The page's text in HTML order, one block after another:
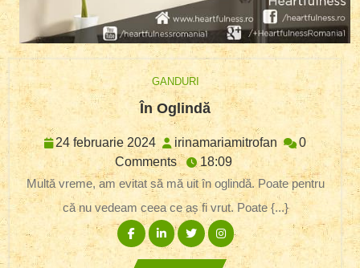
GANDURI
În OglindăÎn
Oglindă
24 februarie 2024 24
februarie
2024
irinamariamitrofan
0
Comments
18:09
Multă vreme, am evitat să mă uit în oglindă. Poate pentru
că nu vedeam ceea ce aș fi vrut. Poate {...}
Facebook
Linkedin
TwitterInstagram